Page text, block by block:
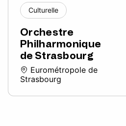
Culturelle
Orchestre
Philharmonique
de Strasbourg
Eurométropole de
Strasbourg